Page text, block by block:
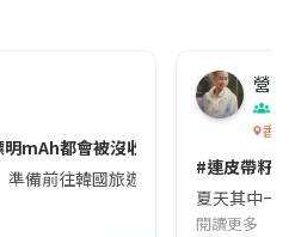
mAh都會被沒收😱出發前切記檢查
準備前往韓國旅遊的民眾，近期要
營養
香港
#連皮帶籽
夏天其中一
閱讀更多